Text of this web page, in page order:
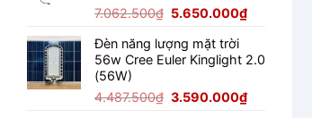
7.062.500₫ Giá
là:
7.062.500₫.
5.650.000₫Giá
là:
Đèn năng lượng mặt trời
56w Cree Euler Kinglight 2.0
(56W)
4.487.500₫ Giá
3.590.000₫Giá